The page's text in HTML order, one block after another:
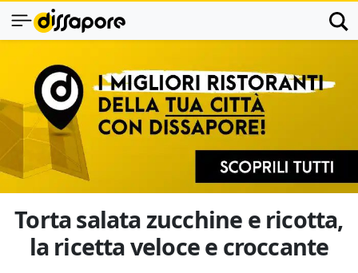
Torta salata zucchine e ricotta,
la ricetta veloce e croccante